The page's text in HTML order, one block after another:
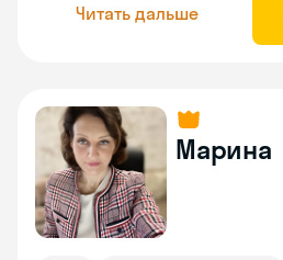
Читать дальше
Марина